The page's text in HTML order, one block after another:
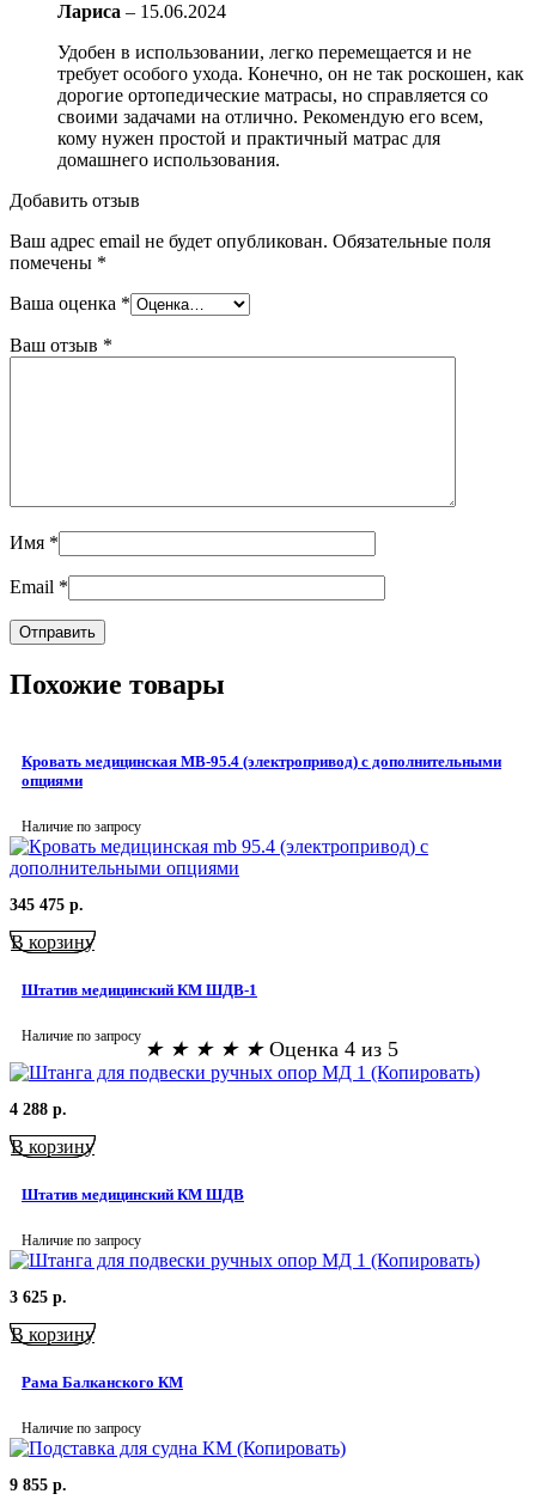
Лариса – 15.06.2024
Удобен в использовании, легко перемещается и не
требует особого ухода. Конечно, он не так роскошен, как
дорогие ортопедические матрасы, но справляется со
своими задачами на отлично. Рекомендую его всем,
кому нужен простой и практичный матрас для
домашнего использования.
Добавить отзыв
Ваш адрес email не будет опубликован. Обязательные поля
помечены *
Ваша оценка *
Ваш отзыв *
Имя *
Email *
Похожие товары
Кровать медицинская MB-95.4 (электропривод) с дополнительными
опциями
Наличие по запросу
345 475 р.
В корзину
Штатив медицинский КМ ШДВ-1
Наличие по запросу
★ ★ ★ ★ ★ Оценка 4 из 5
4 288 р.
В корзину
Штатив медицинский КМ ШДВ
Наличие по запросу
3 625 р.
В корзину
Рама Балканского КМ
Наличие по запросу
9 855 р.